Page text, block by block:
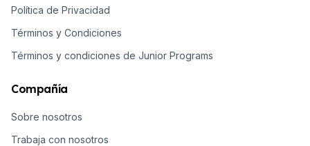
Política de Privacidad
Términos y Condiciones
Términos y condiciones de Junior Programs
Compañía
Sobre nosotros
Trabaja con nosotros